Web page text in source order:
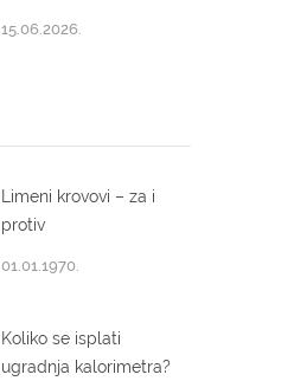
15.06.2026.
Limeni krovovi – za i
protiv
01.01.1970.
Koliko se isplati
ugradnja kalorimetra?